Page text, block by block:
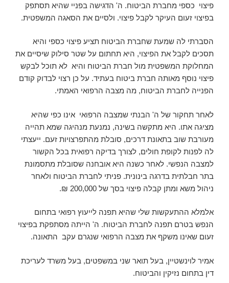
פיצוי כספי מחברת הביטוח. ה' הדגישה בפניי שהיא תסתפק
בפיצוי זעום העיקר לקבל פיצוי. ולסיים את הסאגה המשפטית.
הסברתי לה שמעת שחברת הביטוח תציע פיצוי כספי והיא
תסכים לקבל את הפיצוי, היא תחתום על שטר סילוק שיסיים את
המחלוקת המשפטית מול חברת הביטוח והיא לא תוכל לבקש
פיצוי נוסף מאותה חברת ביטוח בעתיד. על כן רצוי לבדוק קודם
הפנייה לחברת הביטוח, מה מצבה הרפואי האמתי.
לאחר תחקור של ה' הבנתי שמצבה הרפואי אינו כפי שהיא
מציגה אתו. היא מתקשה בשינה, נמנעת מנהיגה שמא תהייה
מעורבת שוב בתאונת דרכים, סובלת מהתפרצויות זעם. ייעצתי
לה לפנות לקופת חולים, לצורך בדיקה רפואית בכל הקשור
למצבה הנפשי. לאחר כשנה היא אובחנה שסובלת מתסמונת
בתר חבלתית בדרגה בינונית. פניתי לחברת הביטוח ולאחר
ניהול משא ומתן קבלה פיצוי בסך של 200,000 ₪.
אלמלא ההתעקשות שלי שהיא תפנה לייעוץ רפואי בתחום
הנפש בטרם תפנה לחברת הביטוח. ה' הייתה מסתפקת בפיצוי
זעום שאינו משקף את מצבה הרפואי שנגרם עקב התאונה.
אמיר לוינשטיין, בעל תואר שני במשפטים, בעל משרד לעריכת
דין בתחום נזיקין והביטוח.